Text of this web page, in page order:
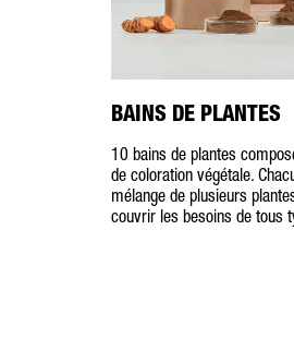
BAINS DE PLANTES
10 bains de plantes
de coloration végétale.
mélange de plusieurs
couvrir les besoins de tous